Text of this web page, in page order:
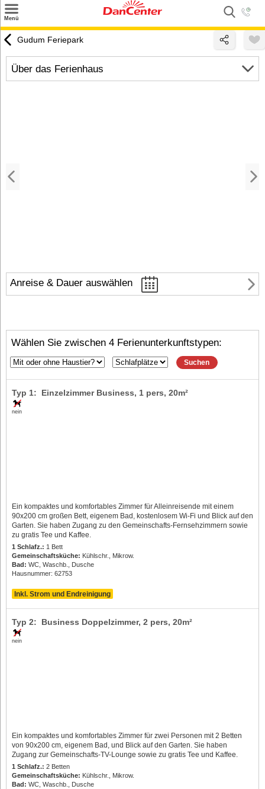
Menü
Urlaubsziele
Weitere Urlaubsziele
Gudum Feriepark
Anreise & Dauer auswählen
Wählen Sie zwischen 4 Ferienunterkunftstypen:
Suchen
nein
Typ 1: Einzelzimmer Business, 1 pers, 20m²
1 Schlafz.: 1 Bett
Gemeinschaftsküche: Kühlschr., Mikrow.
Bad: WC, Waschb., Dusche
Hausnummer: 62753
Ein kompaktes und komfortables Zimmer für Alleinreisende mit einem
90x200 cm großen Bett, eigenem Bad, kostenlosem Wi-Fi und Blick auf den
Garten. Sie haben Zugang zu den Gemeinschafts-Fernsehzimmern sowie
zu gratis Tee und Kaffee.
Inkl. Strom und Endreinigung
nein
Typ 2: Business Doppelzimmer, 2 pers, 20m²
1 Schlafz.: 2 Betten
Gemeinschaftsküche: Kühlschr., Mikrow.
Bad: WC, Waschb., Dusche
Ein kompaktes und komfortables Zimmer für zwei Personen mit 2 Betten
von 90x200 cm, eigenem Bad, und Blick auf den Garten. Sie haben
Zugang zur Gemeinschafts-TV-Lounge sowie zu gratis Tee und Kaffee.
Über das Ferienhaus